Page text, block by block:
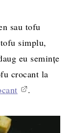
sau tofu
simplu,
eu semințe
crocant la
.